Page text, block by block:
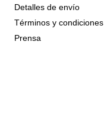
Detalles de envío
Términos y condiciones
Prensa